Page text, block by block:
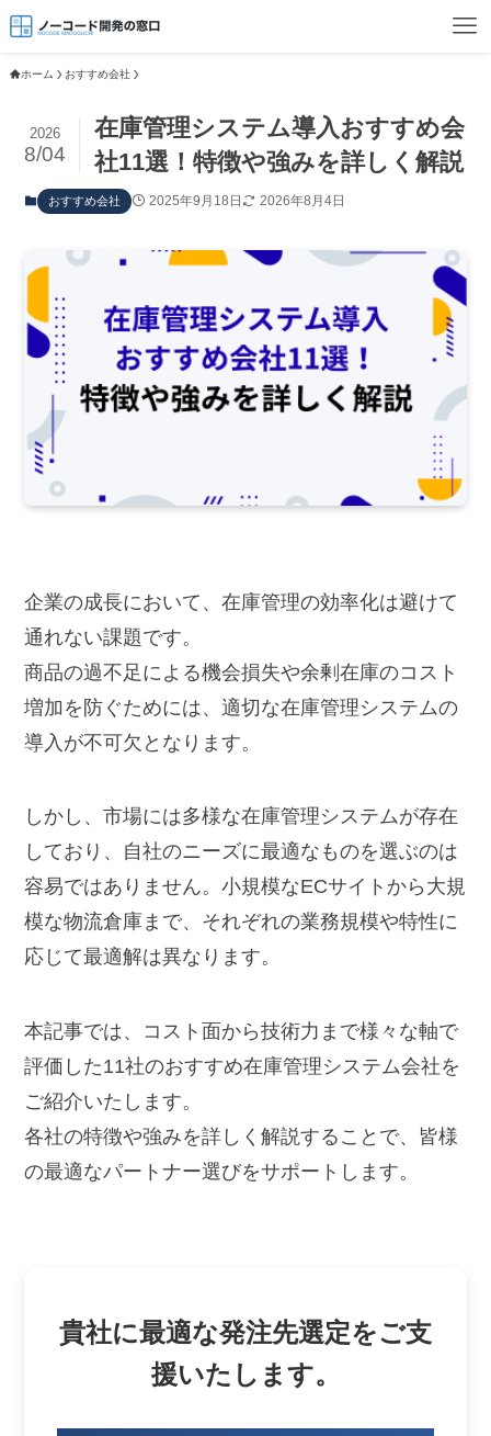
ホーム おすすめ会社
在庫管理システム導入おすすめ会
社11選！特徴や強みを詳しく解説
2026
8/04
おすすめ会社 2025年9月18日 2026年8月4日
企業の成長において、在庫管理の効率化は避けて
通れない課題です。
商品の過不足による機会損失や余剰在庫のコスト
増加を防ぐためには、適切な在庫管理システムの
導入が不可欠となります。
しかし、市場には多様な在庫管理システムが存在
しており、自社のニーズに最適なものを選ぶのは
容易ではありません。小規模なECサイトから大規
模な物流倉庫まで、それぞれの業務規模や特性に
応じて最適解は異なります。
本記事では、コスト面から技術力まで様々な軸で
評価した11社のおすすめ在庫管理システム会社を
ご紹介いたします。
各社の特徴や強みを詳しく解説することで、皆様
の最適なパートナー選びをサポートします。
貴社に最適な発注先選定をご支
援いたします。